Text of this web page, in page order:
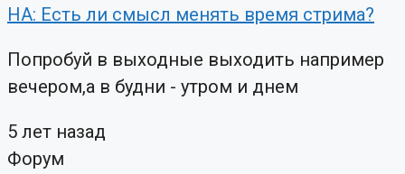
НА: Есть ли смысл менять время стрима?
Попробуй в выходные выходить например
вечером,а в будни - утром и днем
5 лет назад
Форум